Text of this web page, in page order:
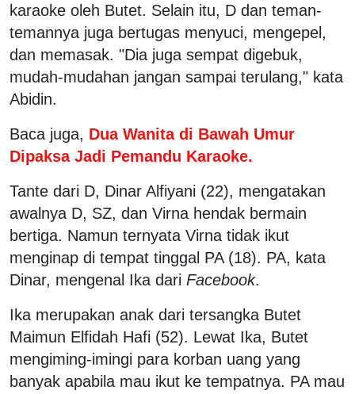
karaoke oleh Butet. Selain itu, D dan teman-
temannya juga bertugas menyuci, mengepel,
dan memasak. "Dia juga sempat digebuk,
mudah-mudahan jangan sampai terulang," kata
Abidin.
Baca juga, Dua Wanita di Bawah Umur
Dipaksa Jadi Pemandu Karaoke.
Tante dari D, Dinar Alfiyani (22), mengatakan
awalnya D, SZ, dan Virna hendak bermain
bertiga. Namun ternyata Virna tidak ikut
menginap di tempat tinggal PA (18). PA, kata
Dinar, mengenal Ika dari Facebook.
Ika merupakan anak dari tersangka Butet
Maimun Elfidah Hafi (52). Lewat Ika, Butet
mengiming-imingi para korban uang yang
banyak apabila mau ikut ke tempatnya. PA mau